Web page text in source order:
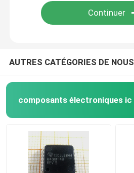
transistor à jonction bipolaire
EMI Filter SMD
AUTRES CATÉGORIES DE NOUS
composants électroniques ic